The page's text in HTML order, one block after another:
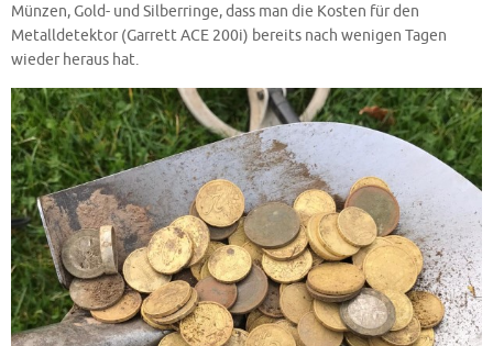
Münzen, Gold- und Silberringe, dass man die Kosten für den
Metalldetektor (Garrett ACE 200i) bereits nach wenigen Tagen
wieder heraus hat.